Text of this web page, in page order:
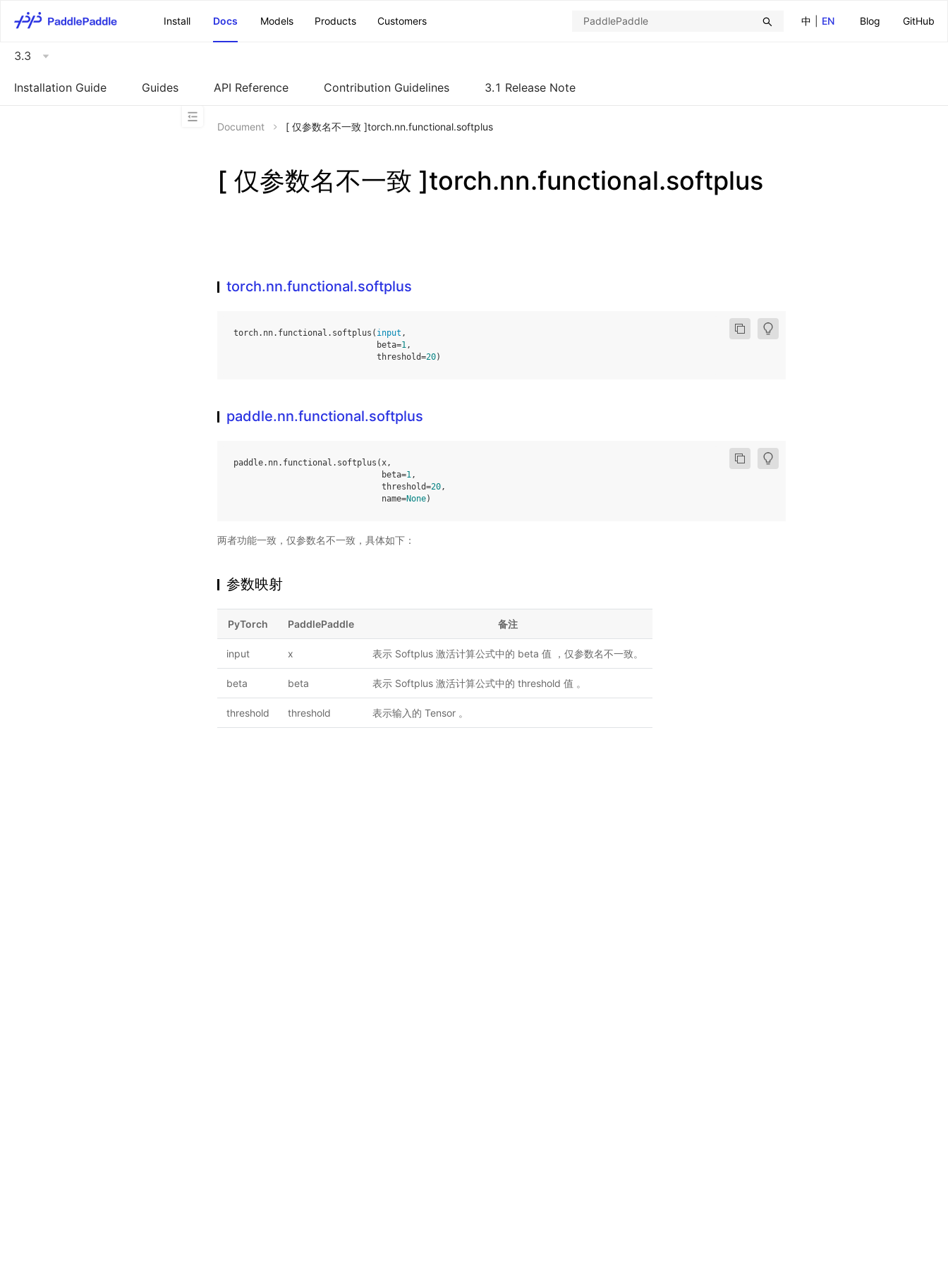
中
EN Blog GitHub
Install Docs Models Products Customers
3.3
Installation Guide Guides API Reference Contribution Guidelines 3.1 Release Note
Document [ 仅参数名不一致 ]torch.nn.functional.softplus
[ 仅参数名不一致 ]torch.nn.functional.softplus
torch.nn.functional.softplus
torch. nn. functional . softplus ( input ,
beta=1,
threshold=20)
paddle.nn.functional.softplus
paddle. nn. functional . softplus (x,
beta=1,
threshold=20,
name=None)
两者功能一致，仅参数名不一致，具体如下：
参数映射
PyTorch PaddlePaddle 备注
input x 表示 Softplus 激活计算公式中的 beta 值 ，仅参数名不一致。
beta beta 表示 Softplus 激活计算公式中的 threshold 值 。
threshold threshold 表示输入的 Tensor 。